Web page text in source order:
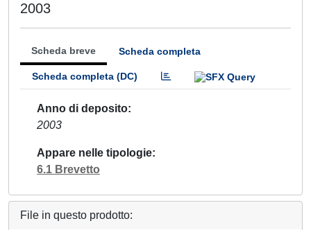
2003
Scheda breve Scheda completa
Scheda completa (DC)
Anno di deposito
2003
Appare nelle tipologie
6.1 Brevetto
File in questo prodotto: